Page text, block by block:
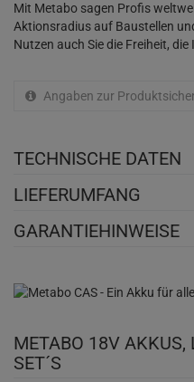
Mit Metabo sagen Profis
Aktionsradius auf Baustellen
Nutzen auch Sie die Freiheit,
Angaben zur
TECHNISCHE DATEN
LIEFERUMFANG
GARANTIEHINWEISE
METABO 18V AKKUS,
SET´S